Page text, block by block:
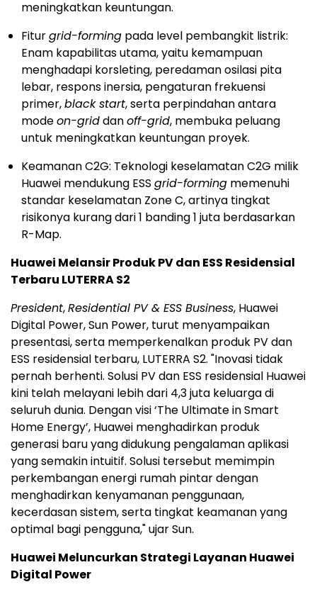
meningkatkan keuntungan.
Fiturgrid-forming pada level pembangkit listrik:
Enam kapabilitas utama, yaitu kemampuan
menghadapi korsleting, peredaman osilasi pita
lebar, respons inersia, pengaturan frekuensi
primer,black start, serta perpindahan antara
modeon-griddanoff-grid, membuka peluang
untuk meningkatkan keuntungan proyek.
Keamanan C2G: Teknologi keselamatan C2G milik
Huawei mendukung ESS grid-forming memenuhi
standar keselamatan Zone C, artinya tingkat
risikonya kurang dari 1 banding 1 juta berdasarkan
R-Map.
Huawei Melansir Produk PV dan ESS Residensial
Terbaru LUTERRA S2
President,Residential PV & ESS Business, Huawei
Digital Power, Sun Power, turut menyampaikan
presentasi, serta memperkenalkan produk PV dan
ESS residensial terbaru, LUTERRA S2. "Inovasi tidak
pernah berhenti. Solusi PV dan ESS residensial Huawei
kini telah melayani lebih dari 4,3 juta keluarga di
seluruh dunia. Dengan visi ‘The Ultimate in Smart
Home Energy’, Huawei menghadirkan produk
generasi baru yang didukung pengalaman aplikasi
yang semakin intuitif. Solusi tersebut memimpin
perkembangan energi rumah pintar dengan
menghadirkan kenyamanan penggunaan,
kecerdasan sistem, serta tingkat keamanan yang
optimal bagi pengguna," ujar Sun.
Huawei Meluncurkan Strategi Layanan Huawei
Digital Power